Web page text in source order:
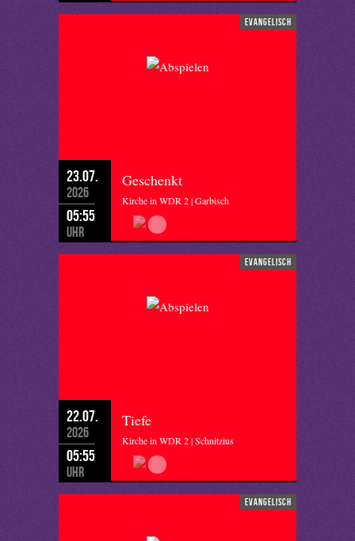
evangelisch
23.07.
2026
05:55
Uhr
Geschenkt
Kirche in WDR 2 | Garbisch
evangelisch
22.07.
2026
05:55
Uhr
Tiefe
Kirche in WDR 2 | Schnitzius
evangelisch